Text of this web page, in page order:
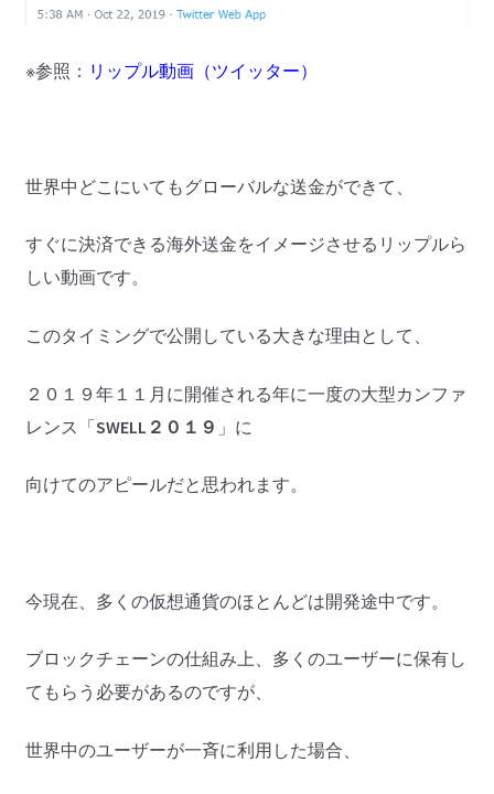
※参照： リップル動画（ツイッター）
世界中どこにいてもグローバルな送金ができて、
すぐに決済できる海外送金をイメージさせるリップルら
しい動画です。
このタイミングで公開している大きな理由として、
２０１９年１１月に開催される年に一度の大型カンファ
レンス「SWELL２０１９ 」に
向けてのアピールだと思われます。
今現在、多くの仮想通貨のほとんどは開発途中です。
ブロックチェーンの仕組み上、多くのユーザーに保有し
てもらう必要があるのですが、
世界中のユーザーが一斉に利用した場合、